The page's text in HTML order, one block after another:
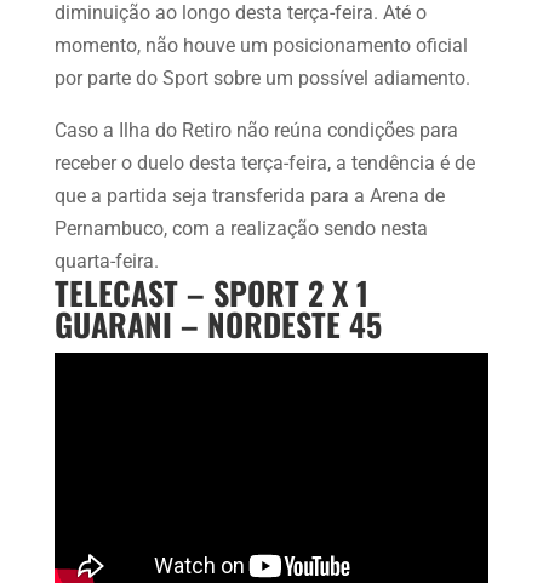
diminuição ao longo desta terça-feira. Até o
momento, não houve um posicionamento oficial
por parte do Sport sobre um possível adiamento.
Caso a Ilha do Retiro não reúna condições para
receber o duelo desta terça-feira, a tendência é de
que a partida seja transferida para a Arena de
Pernambuco, com a realização sendo nesta
quarta-feira.
TELECAST – SPORT 2 X 1
GUARANI – NORDESTE 45